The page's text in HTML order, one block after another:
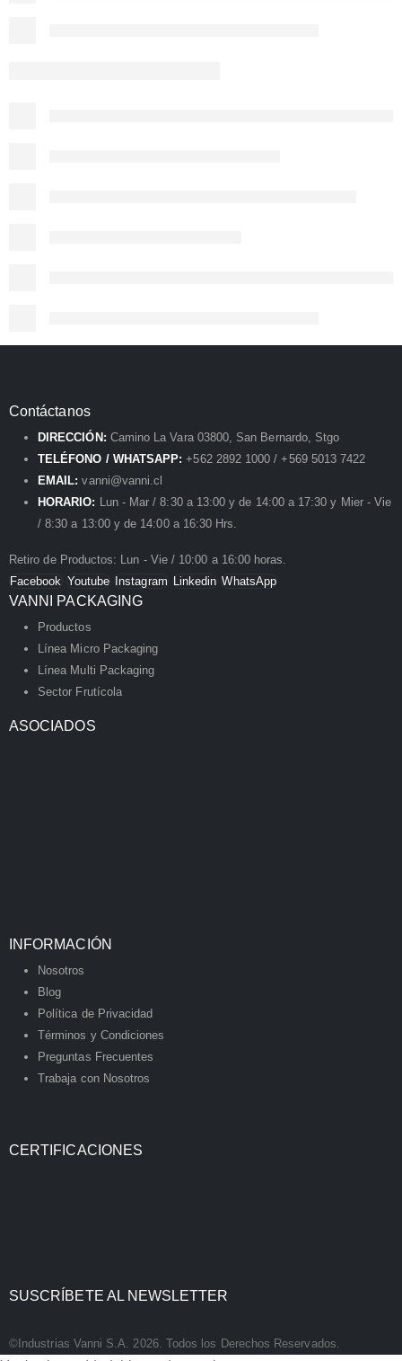
Contáctanos
DIRECCIÓN: Camino La Vara 03800, San Bernardo, Stgo
TELÉFONO / WHATSAPP: +562 2892 1000 / +569 5013 7422
EMAIL: vanni@vanni.cl
HORARIO: Lun - Mar / 8:30 a 13:00 y de 14:00 a 17:30 y Mier - Vie
/ 8:30 a 13:00 y de 14:00 a 16:30 Hrs.
Retiro de Productos: Lun - Vie / 10:00 a 16:00 horas.
Facebook Youtube Instagram Linkedin WhatsApp
VANNI PACKAGING
Productos
Línea Micro Packaging
Línea Multi Packaging
Sector Frutícola
ASOCIADOS
INFORMACIÓN
Nosotros
Blog
Política de Privacidad
Términos y Condiciones
Preguntas Frecuentes
Trabaja con Nosotros
CERTIFICACIONES
SUSCRÍBETE AL NEWSLETTER
©Industrias Vanni S.A. 2026. Todos los Derechos Reservados.